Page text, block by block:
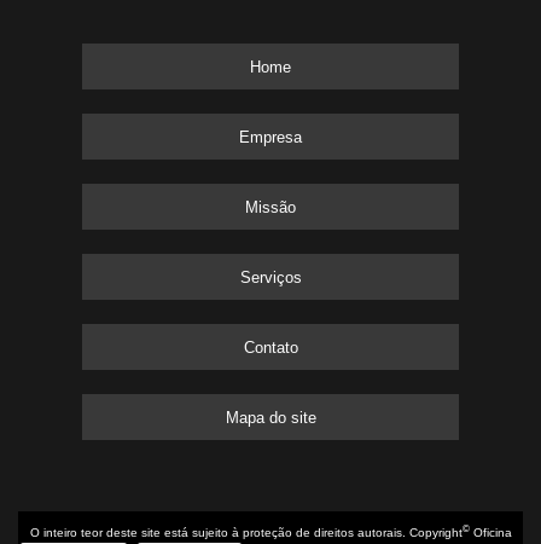
Home
Empresa
Missão
Serviços
Contato
Mapa do site
O inteiro teor deste site está sujeito à proteção de direitos autorais. Copyright©Oficina